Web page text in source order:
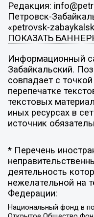
Редакция:
Петровск-
«petrovsk-
ПОКАЗАТЬ
Информационный
Забайкальский.
совпадает с
перепечатке
текстовых
иных ресурсах в
источник
* Перечень
деятельность
нежелательной на
Федерации:
Национальный фонд в